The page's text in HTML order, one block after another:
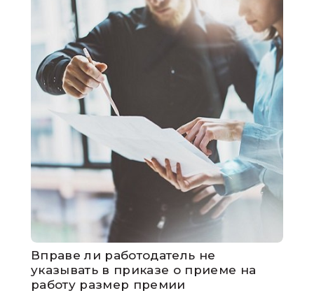
Вправе ли работодатель не
указывать в приказе о приеме на
работу размер премии